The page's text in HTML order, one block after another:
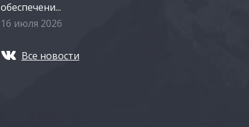
обеспечени...
16 июля 2026
Все новости